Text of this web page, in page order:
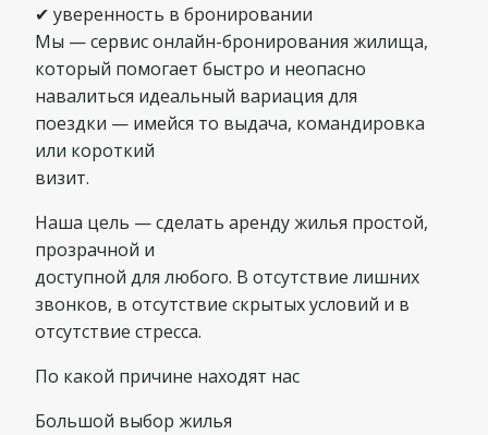
✔ уверенность в бронировании
Мы — сервис онлайн-бронирования жилища,
который помогает быстро и неопасно
навалиться идеальный вариация для
поездки — имейся то выдача, командировка
или короткий
визит.
Наша цель — сделать аренду жилья простой,
прозрачной и
доступной для любого. В отсутствие лишних
звонков, в отсутствие скрытых условий и в
отсутствие стресса.
По какой причине находят нас
Большой выбор жилья